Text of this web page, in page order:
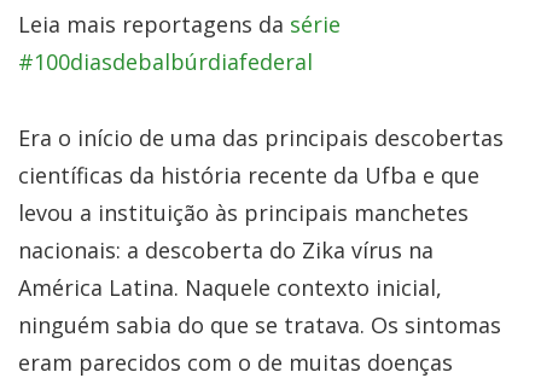
Leia mais reportagens da série
#100diasdebalbúrdiafederal
Era o início de uma das principais descobertas
científicas da história recente da Ufba e que
levou a instituição às principais manchetes
nacionais: a descoberta do Zika vírus na
América Latina. Naquele contexto inicial,
ninguém sabia do que se tratava. Os sintomas
eram parecidos com o de muitas doenças